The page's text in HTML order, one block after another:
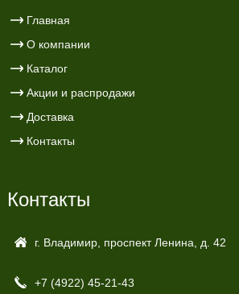
Главная
О компании
Каталог
Акции и распродажи
Доставка
Контакты
Контакты
г. Владимир, проспект Ленина, д. 42
+7 (4922) 45-21-43